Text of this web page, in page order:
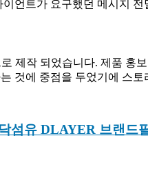
언트가 요구했던 메시지
제작 되었습니다. 제품 홍
것에 중점을 두었기에 스
섬유 DLAYER 브랜드